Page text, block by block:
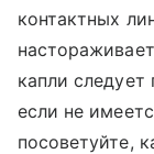
контактных
капли следует
если не
посоветуйте,